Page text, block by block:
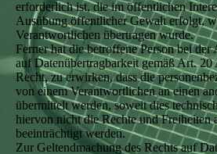
erforderlich ist, die im öffentlichen
Ausübung öffentlicher Gewalt erfolgt,
Verantwortlichen übertragen wurde.
Ferner hat die betroffene Person bei der
auf Datenübertragbarkeit gemäß Art.
Recht, zu erwirken, dass die
von einem Verantwortlichen an einen
übermittelt werden, soweit dies
hiervon nicht die Rechte und Freiheiten
beeinträchtigt werden.
Zur Geltendmachung des Rechts auf